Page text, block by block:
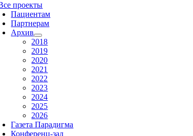
проекты
Пациентам
Партнерам
Архив
2018
2019
2020
2021
2022
2023
2024
2025
2026
Газета Парадигма
Конференц-зал